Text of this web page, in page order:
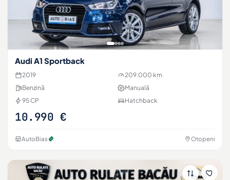
Audi A1 Sportback
2019
209.000 km
Benzină
Manuală
95 CP
Hatchback
10.990 €
AutoBias Otopeni